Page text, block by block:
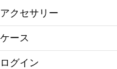
クセサリー
ース
グイン